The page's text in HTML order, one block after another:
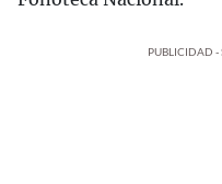
PUBLICIDAD -